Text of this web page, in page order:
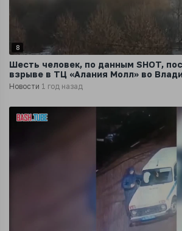
8
Шесть человек, по данным SHOT,
взрыве в ТЦ «Алания Молл» во
Новости 1 год назад